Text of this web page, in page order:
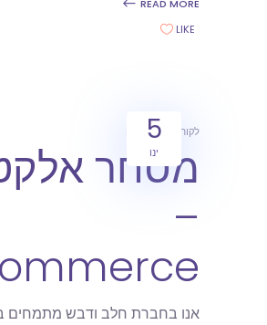
READ MORE
LIKE
5
ינו
לקוחות מאמרים
מסחר
–
אנו בחברת חלב ודבש מתמחים